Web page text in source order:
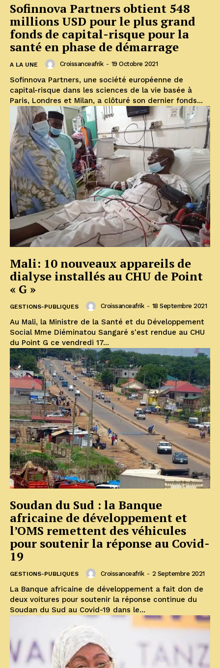
Sofinnova Partners obtient 548
millions USD pour le plus grand
fonds de capital-risque pour la
santé en phase de démarrage
A LA UNE Croissanceafrik - 19 Octobre 2021
Sofinnova Partners, une société européenne de
capital-risque dans les sciences de la vie basée à
Paris, Londres et Milan, a clôturé son dernier fonds...
Mali: 10 nouveaux appareils de
dialyse installés au CHU de Point
« G »
GESTIONS-PUBLIQUES Croissanceafrik - 18 Septembre 2021
Au Mali, la Ministre de la Santé et du Développement
Social Mme Diéminatou Sangaré s'est rendue au CHU
du Point G ce vendredi 17...
Soudan du Sud : la Banque
africaine de développement et
l’OMS remettent des véhicules
pour soutenir la réponse au Covid-
19
GESTIONS-PUBLIQUES Croissanceafrik - 2 Septembre 2021
La Banque africaine de développement a fait don de
deux voitures pour soutenir la réponse continue du
Soudan du Sud au Covid-19 dans le...